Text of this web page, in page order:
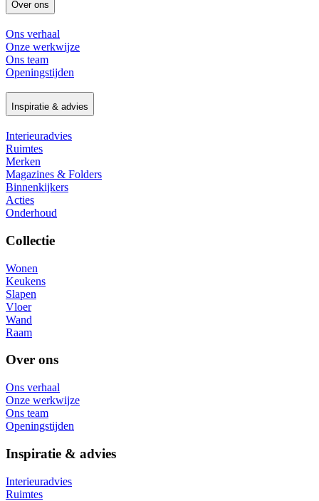
Over ons
Ons verhaal
Onze werkwijze
Ons team
Openingstijden
Inspiratie & advies
Interieuradvies
Ruimtes
Merken
Magazines & Folders
Binnenkijkers
Acties
Onderhoud
Collectie
Wonen
Keukens
Slapen
Vloer
Wand
Raam
Over ons
Ons verhaal
Onze werkwijze
Ons team
Openingstijden
Inspiratie & advies
Interieuradvies
Ruimtes